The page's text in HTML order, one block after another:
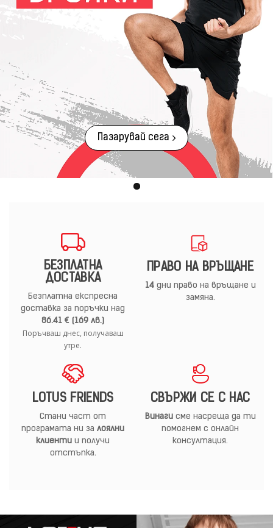
Пазарувай сега
БЕЗПЛАТНА
ДОСТАВКА
Безплатна експресна
доставка за поръчки над
86.41 € (169 лв.)
Поръчваш днес, получаваш
утре.
ПРАВО НА ВРЪЩАНЕ
14дни право на връщане и
замяна.
LOTUS FRIENDS
Стани част от
програмата ни за лоялни
клиенти и получи
отстъпка.
СВЪРЖИ СЕ С НАС
Винагисме насреща да ти
помогнем с онлайн
консултация.